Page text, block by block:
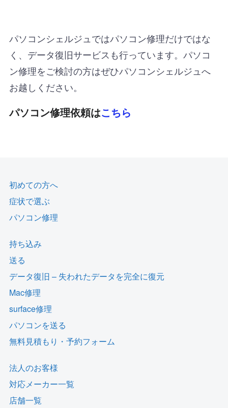
パソコンシェルジュではパソコン修理だけではな
く、データ復旧サービスも行っています。パソコ
ン修理をご検討の方はぜひパソコンシェルジュへ
お越しください。
パソコン修理依頼はこちら
初めての方へ
症状で選ぶ
パソコン修理
持ち込み
送る
データ復旧 – 失われたデータを完全に復元
Mac修理
surface修理
パソコンを送る
無料見積もり・予約フォーム
法人のお客様
対応メーカー一覧
店舗一覧